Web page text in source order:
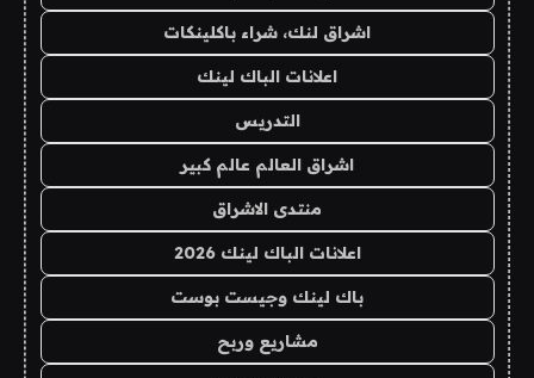
اشراق لنك، شراء باكلينكات
اعلانات الباك لينك
التدريس
اشراق العالم عالم كبير
منتدى الاشراق
اعلانات الباك لينك 2026
باك لينك وجيست بوست
مشاريع وربح